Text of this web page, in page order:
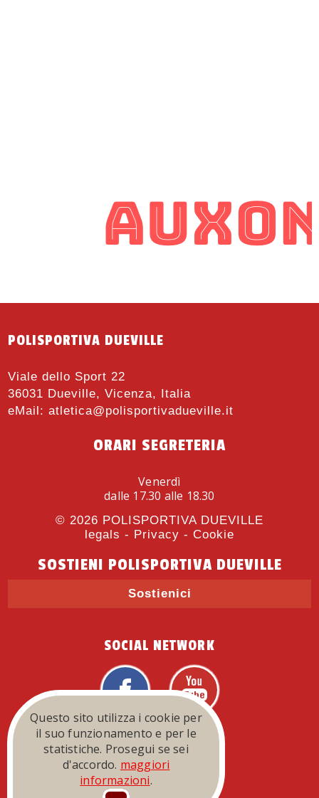
POLISPORTIVA DUEVILLE
Viale dello Sport 22
36031 Dueville, Vicenza, Italia
eMail: atletica@polisportivadueville.it
ORARI SEGRETERIA
Venerdì
dalle 17.30 alle 18.30
© 2026 POLISPORTIVA DUEVILLE
legals - Privacy - Cookie
SOSTIENI POLISPORTIVA DUEVILLE
Sostienici
SOCIAL NETWORK
FEDERAZIONI
Questo sito utilizza i cookie per
il suo funzionamento e per le
statistiche. Prosegui se sei
d'accordo. maggiori
informazioni.